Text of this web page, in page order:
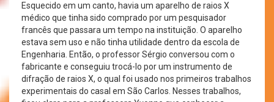
Esquecido em um canto, havia um aparelho de raios X
médico que tinha sido comprado por um pesquisador
francês que passara um tempo na instituição. O aparelho
estava sem uso e não tinha utilidade dentro da escola de
Engenharia. Então, o professor Sérgio conversou com o
fabricante e conseguiu trocá-lo por um instrumento de
difração de raios X, o qual foi usado nos primeiros trabalhos
experimentais do casal em São Carlos. Nesses trabalhos,